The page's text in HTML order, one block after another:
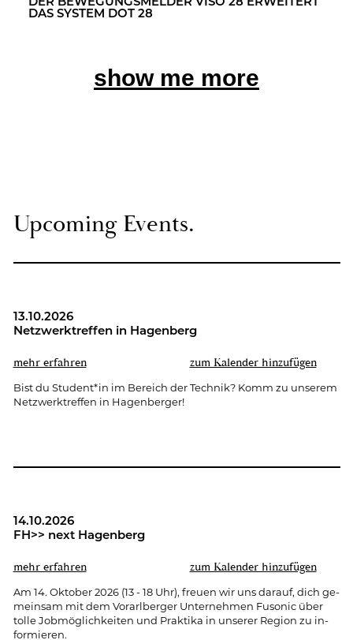
DER BE­WE­GUNGS­MEL­DER VISO 28 ER­WEI­TERT
DAS SYS­TEM DOT 28
show me more
Up­co­ming Events.
13.10.2026
Netz­werk­tref­fen in Ha­gen­berg
mehr er­fah­ren zum Ka­len­der hin­zu­fü­gen
Bist du Stu­dent*in im Be­reich der Tech­nik? Komm zu un­se­rem
Netz­werk­tref­fen in Ha­gen­ber­ger!
14.10.2026
FH>> next Ha­gen­berg
mehr er­fah­ren zum Ka­len­der hin­zu­fü­gen
Am 14. Ok­to­ber 2026 (13 - 18 Uhr), freu­en wir uns dar­auf, dich ge­
mein­sam mit dem Vor­arl­ber­ger Un­ter­neh­men Fu­so­nic über
tolle Job­mög­lich­kei­ten und Prak­ti­ka in un­se­rer Re­gi­on zu in­
for­mie­ren.